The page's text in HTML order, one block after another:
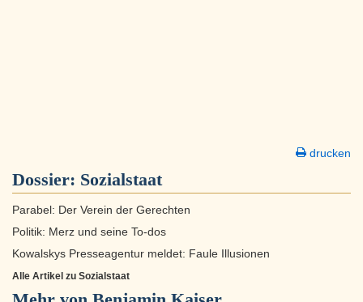
drucken
Dossier: Sozialstaat
Parabel: Der Verein der Gerechten
Politik: Merz und seine To-dos
Kowalskys Presseagentur meldet: Faule Illusionen
Alle Artikel zu Sozialstaat